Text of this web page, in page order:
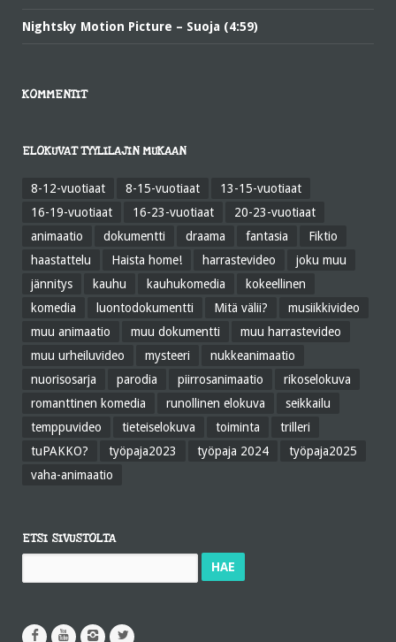
Nightsky Motion Picture – Suoja (4:59)
KOMMENTIT
ELOKUVAT TYYLILAJIN MUKAAN
8-12-vuotiaat 8-15-vuotiaat
13-15-vuotiaat
16-19-vuotiaat
16-23-vuotiaat
20-23-vuotiaat
animaatio
dokumentti draama fantasia
Fiktio
haastattelu
Haista home! harrastevideo
joku muu
jännitys
kauhu kauhukomedia
kokeellinen
komedia
luontodokumentti Mitä välii?
musiikkivideo
muu animaatio
muu dokumentti
muu harrastevideo
muu urheiluvideo
mysteeri
nukkeanimaatio
nuorisosarja
parodia piirrosanimaatio
rikoselokuva
romanttinen komedia
runollinen elokuva
seikkailu
temppuvideo
tieteiselokuva toiminta
trilleri
tuPAKKO?
työpaja2023 työpaja 2024
työpaja2025
vaha-animaatio
ETSI SIVUSTOLTA